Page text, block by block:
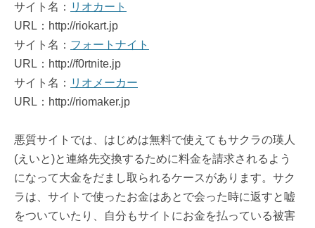
サイト名： リオカート
URL：http://riokart.jp
サイト名： フォートナイト
URL：http://f0rtnite.jp
サイト名： リオメーカー
URL：http://riomaker.jp
悪質サイトでは、はじめは無料で使えてもサクラの瑛人
(えいと)と連絡先交換するために料金を請求されるよう
になって大金をだまし取られるケースがあります。サク
ラは、サイトで使ったお金はあとで会った時に返すと嘘
をついていたり、自分もサイトにお金を払っている被害